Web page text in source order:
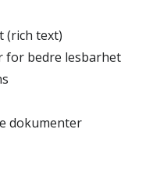
(rich text)
for bedre lesbarhet
dokumenter